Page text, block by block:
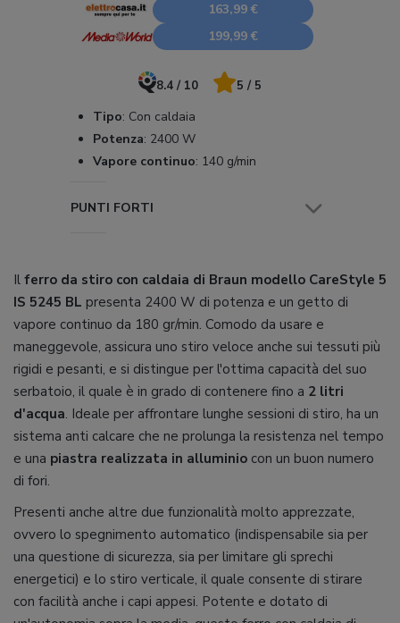
163,99 €
199,99 €
8.4 / 10 5 / 5
Tipo: Con caldaia
Potenza: 2400 W
Vapore continuo: 140 g/min
PUNTI FORTI
Il ferro da stiro con caldaia di Braun modello CareStyle 5
IS 5245 BL presenta 2400 W di potenza e un getto di
vapore continuo da 180 gr/min. Comodo da usare e
maneggevole, assicura uno stiro veloce anche sui tessuti più
rigidi e pesanti, e si distingue per l'ottima capacità del suo
serbatoio, il quale è in grado di contenere fino a 2 litri
d'acqua. Ideale per affrontare lunghe sessioni di stiro, ha un
sistema anti calcare che ne prolunga la resistenza nel tempo
e una piastra realizzata in alluminio con un buon numero
di fori.
Presenti anche altre due funzionalità molto apprezzate,
ovvero lo spegnimento automatico (indispensabile sia per
una questione di sicurezza, sia per limitare gli sprechi
energetici) e lo stiro verticale, il quale consente di stirare
con facilità anche i capi appesi. Potente e dotato di